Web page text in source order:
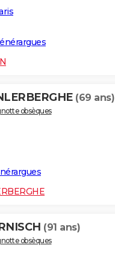
(69 ans)
obsèques
(91 ans)
obsèques